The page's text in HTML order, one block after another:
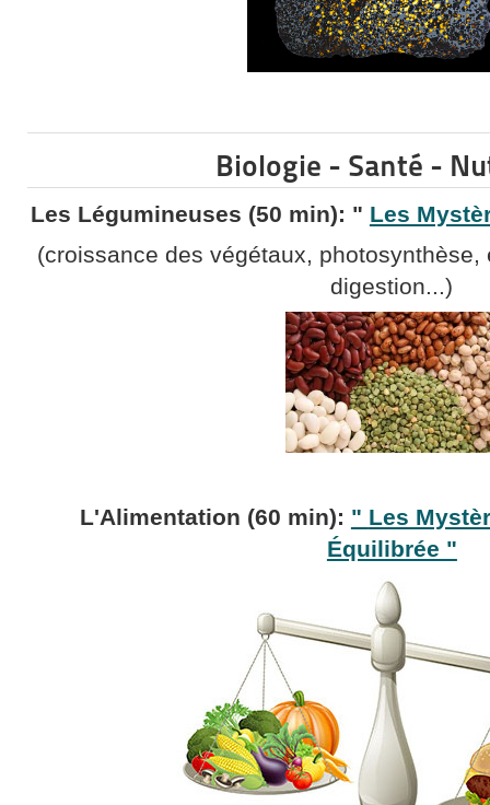
Biologie - Santé -
Les Légumineuses (50 min): " Les
(croissance des végétaux,
digestion...)
L'Alimentation (60 min): " Les
Équilibrée "